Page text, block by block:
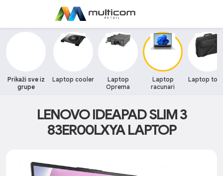
Prikaži sve iz
grupe
Laptop cooler
Laptop
Oprema
Laptop
racunari
Laptop
LENOVO IDEAPAD SLIM 3
83ER00LXYA LAPTOP